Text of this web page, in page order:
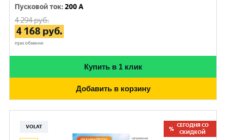
Пусковой ток:200 A
4 294руб.
4 168 руб.
при обмене
Купить в 1 клик
Добавить в корзину
VOLAT
СЕГОДНЯ СО
СКИДКОЙ